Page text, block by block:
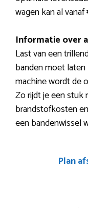
wagen kan al
Informatie over
Last van een
banden moet laten
machine wordt de
Zo rijdt je een stuk
brandstofkosten
een bandenwissel
Plan